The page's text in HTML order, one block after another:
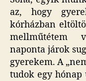
az, hogy
kórházban
mellműtétem
naponta járok
gyerekem. A
tudok egy